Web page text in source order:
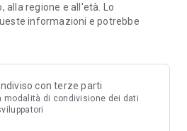
alla regione e all'età. Lo
informazioni e potrebbe
con terze parti
modalità di condivisione dei dati